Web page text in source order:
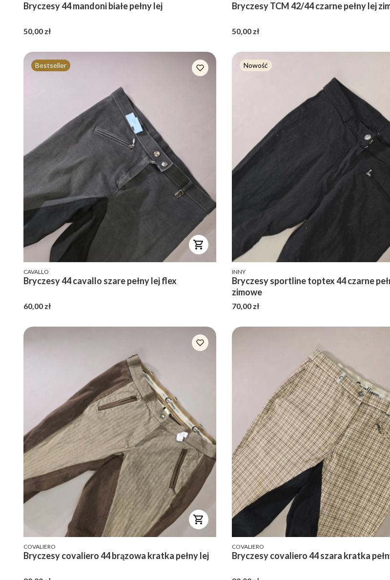
Bryczesy 44 mandoni białe pełny lej
Cena
50,00 zł
Bryczesy TCM 42/44 czarne pełny lej
Cena
50,00 zł
Bestseller
PRODUCENT
CAVALLO
Bryczesy 44 cavallo szare pełny lej flex
Cena
60,00 zł
Nowość
PRODUCENT
INNY
Bryczesy sportline toptex 44 czarne
zimowe
Cena
70,00 zł
PRODUCENT
COVALIERO
Bryczesy covaliero 44 brązowa kratka pełny lej
PRODUCENT
COVALIERO
Bryczesy covaliero 44 szara kratka